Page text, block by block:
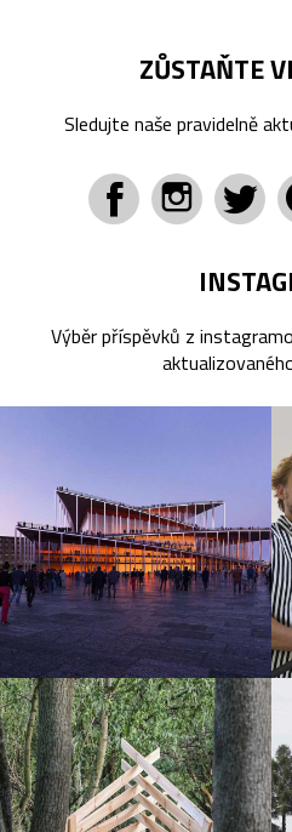
ZŮSTAŇTE
Sledujte naše pravidelně
Výběr příspěvků z